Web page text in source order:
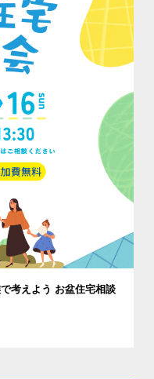
考えよう お盆住宅相談